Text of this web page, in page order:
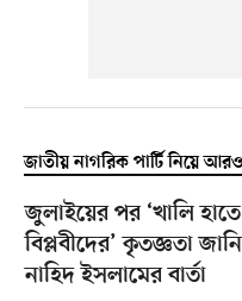
জাতীয় নাগরিক পার্টি নিয়ে
জুলাইয়ের পর ‘খালি
বিপ্লবীদের’ কৃতজ্ঞতা
নাহিদ ইসলামের বার্তা